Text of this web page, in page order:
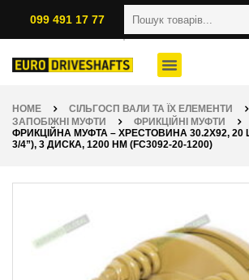
099 491 17 77
HOME
СІЛЬГОСП ВАЛИ ТА ЇХ ЕЛЕМЕНТИ
ЗАПОБІЖНІ МУФТИ
ФРИКЦІЙНІ МУФТИ
ФРИКЦІЙНА МУФТА – ХРЕСТОВИНА 30.2Х92, 20
3/4”), 3 ДИСКА, 1200 НМ (FC3092-20-1200)